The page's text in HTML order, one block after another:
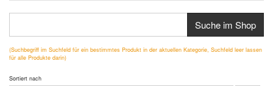
Suche im Shop
(Suchbegriff im Suchfeld für ein bestimmtes Produkt in der aktuellen Kategorie, Suchfeld leer lassen
für alle Produkte darin)
Sortiert nach